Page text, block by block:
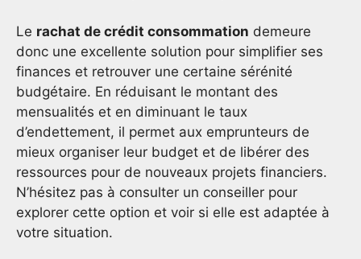
Le rachat de crédit consommation demeure
donc une excellente solution pour simplifier ses
finances et retrouver une certaine sérénité
budgétaire. En réduisant le montant des
mensualités et en diminuant le taux
d’endettement, il permet aux emprunteurs de
mieux organiser leur budget et de libérer des
ressources pour de nouveaux projets financiers.
N’hésitez pas à consulter un conseiller pour
explorer cette option et voir si elle est adaptée à
votre situation.